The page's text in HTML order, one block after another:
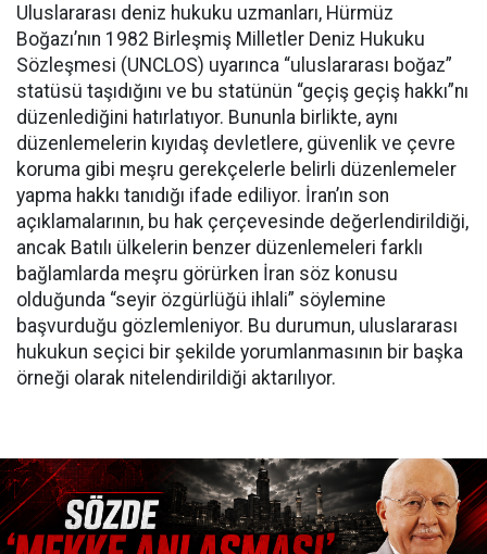
Uluslararası deniz hukuku uzmanları, Hürmüz
Boğazı’nın 1982 Birleşmiş Milletler Deniz Hukuku
Sözleşmesi (UNCLOS) uyarınca “uluslararası boğaz”
statüsü taşıdığını ve bu statünün “geçiş geçiş hakkı”nı
düzenlediğini hatırlatıyor. Bununla birlikte, aynı
düzenlemelerin kıyıdaş devletlere, güvenlik ve çevre
koruma gibi meşru gerekçelerle belirli düzenlemeler
yapma hakkı tanıdığı ifade ediliyor. İran’ın son
açıklamalarının, bu hak çerçevesinde değerlendirildiği,
ancak Batılı ülkelerin benzer düzenlemeleri farklı
bağlamlarda meşru görürken İran söz konusu
olduğunda “seyir özgürlüğü ihlali” söylemine
başvurduğu gözlemleniyor. Bu durumun, uluslararası
hukukun seçici bir şekilde yorumlanmasının bir başka
örneği olarak nitelendirildiği aktarılıyor.